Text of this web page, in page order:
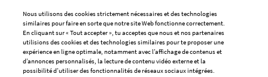
CLAUSE DE NON-RESPONSABILITÉ
DÉCLARATION DE CONFIDENTIALITÉ
POLITIQUE EN MATIÈRE DE COOKIES
Nous utilisons des cookies strictement nécessaires et des technologies
similaires pour faire en sorte que notre site Web fonctionne correctement.
En cliquant sur « Tout accepter », tu acceptes que nous et nos partenaires
utilisions des cookies et des technologies similaires pour te proposer une
expérience en ligne optimale, notamment avec l’affichage de contenus et
d’annonces personnalisés, la lecture de contenu vidéo externe et la
possibilité d’utiliser des fonctionnalités de réseaux sociaux intégrées.